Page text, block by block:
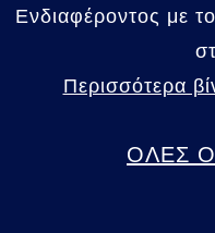
Ενδιαφέροντος με
Περισσότερα
ΟΛΕΣ